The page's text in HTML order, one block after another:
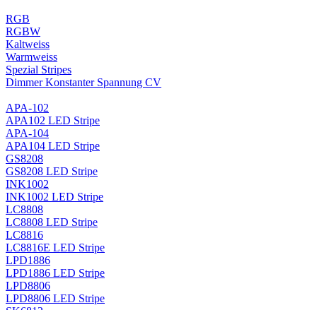
RGB
RGBW
Kaltweiss
Warmweiss
Spezial Stripes
Dimmer Konstanter Spannung CV
APA-102
APA102 LED Stripe
APA-104
APA104 LED Stripe
GS8208
GS8208 LED Stripe
INK1002
INK1002 LED Stripe
LC8808
LC8808 LED Stripe
LC8816
LC8816E LED Stripe
LPD1886
LPD1886 LED Stripe
LPD8806
LPD8806 LED Stripe